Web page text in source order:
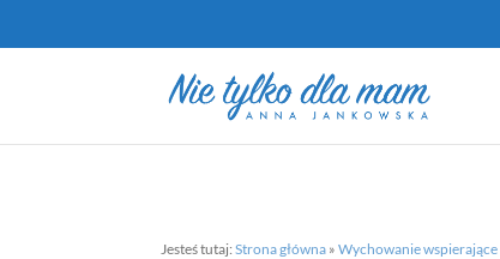
Jesteś tutaj:Strona główna »Wychowanie wspierające